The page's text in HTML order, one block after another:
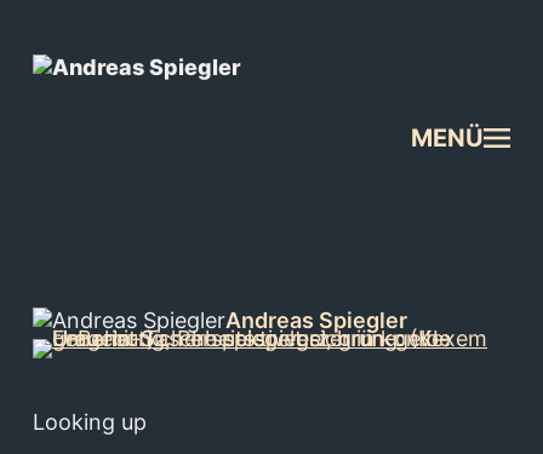
MENÜ
Andreas Spiegler
Looking up